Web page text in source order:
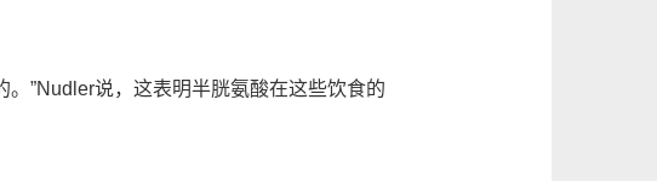
”Nudler说，这表明半胱氨酸在这些饮食的